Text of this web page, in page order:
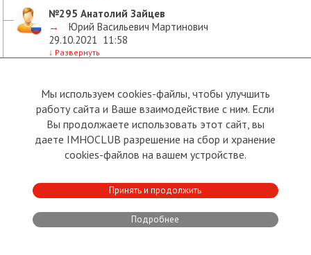
№295 Анатолий Зайцев
→
Юрий Васильевич Мартинович
29.10.2021 11:58
↓ Развернуть
02.11.2021 03:15
↓Развернуть
№11Леонид Радченко
28.10.2021 05:32
Развернуть
Леонид Радченко
28.10.2021 05:42
↓Развернуть
Мы используем cookies-файлы, чтобы улучшить
работу сайта и Ваше взаимодействие с ним. Если
Вы продолжаете использовать этот сайт, вы
даете IMHOCLUB разрешение на сбор и хранение
cookies-файлов на вашем устройстве.
Принять и продолжить
Подробнее